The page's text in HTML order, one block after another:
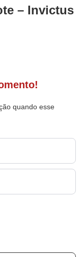
– Invictus
quando esse